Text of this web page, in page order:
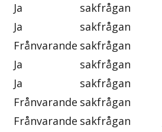
Ja sakfrågan
Ja sakfrågan
Frånvarande sakfrågan
Ja sakfrågan
Ja sakfrågan
Frånvarande sakfrågan
Frånvarande sakfrågan